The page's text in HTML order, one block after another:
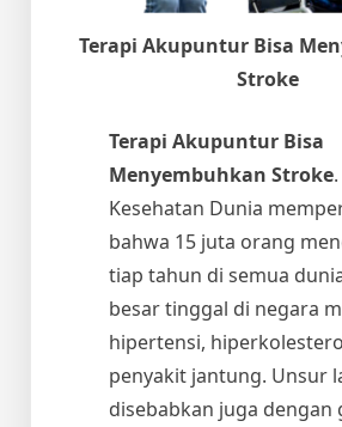
Terapi Akupuntur Bisa
Stroke
Terapi Akupuntur Bisa
Menyembuhkan Stroke
Kesehatan Dunia
bahwa 15 juta orang
tiap tahun di semua
besar tinggal di negara
hipertensi,
penyakit jantung. Unsur
disebabkan juga dengan